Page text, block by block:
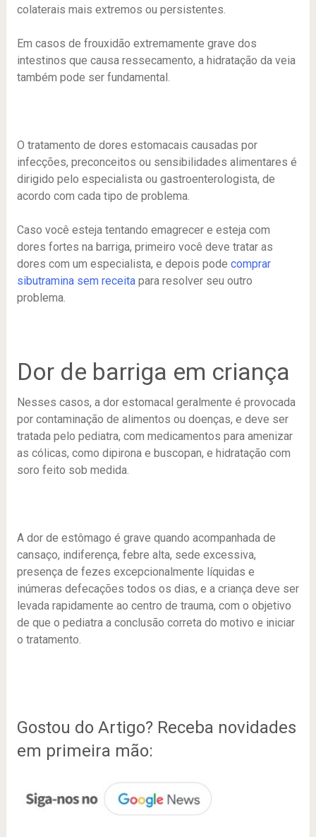
colaterais mais extremos ou persistentes.
Em casos de frouxidão extremamente grave dos
intestinos que causa ressecamento, a hidratação da veia
também pode ser fundamental.
O tratamento de dores estomacais causadas por
infecções, preconceitos ou sensibilidades alimentares é
dirigido pelo especialista ou gastroenterologista, de
acordo com cada tipo de problema.
Caso você esteja tentando emagrecer e esteja com
dores fortes na barriga, primeiro você deve tratar as
dores com um especialista, e depois pode comprar
sibutramina sem receitapara resolver seu outro
problema.
Dor de barriga em criança
Nesses casos, a dor estomacal geralmente é provocada
por contaminação de alimentos ou doenças, e deve ser
tratada pelo pediatra, com medicamentos para amenizar
as cólicas, como dipirona e buscopan, e hidratação com
soro feito sob medida.
A dor de estômago é grave quando acompanhada de
cansaço, indiferença, febre alta, sede excessiva,
presença de fezes excepcionalmente líquidas e
inúmeras defecações todos os dias, e a criança deve ser
levada rapidamente ao centro de trauma, com o objetivo
de que o pediatra a conclusão correta do motivo e iniciar
o tratamento.
Gostou do Artigo? Receba novidades
em primeira mão: